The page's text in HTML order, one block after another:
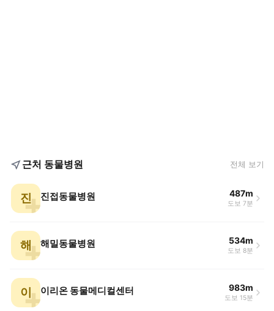
근처 동물병원 전체 보기
진 진접동물병원 487m
도보 7분
해 해밀동물병원 534m
도보 8분
이 이리온 동물메디컬센터 983m
도보 15분